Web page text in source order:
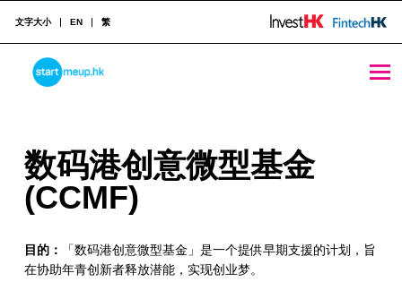
数码港创意微型基金 (CCMF) - StartmeupHK
STARTMEUPHK
STARTMEUPHK FESTIVAL IS THE LEADING STARTUP AND INNOVATION CONFERENCE EVENT IN HONG KONG
文字大小 EN 繁
数
码
创
数码港创意微型基金
(CCMF)
目的：
「数码港创意微型基金」是一个提供早期支援的计划，旨
在协助年青创新者释放潜能，实现创业梦。